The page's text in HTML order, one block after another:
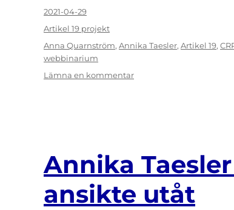
Publicerat
den
2021-04-29
Kategorier
Artikel 19 projekt
Etiketter
Anna Quarnström, Annika Taesler, Artikel 19,
webbinarium
Lämna en kommentartill
Annika
ansikte utåt